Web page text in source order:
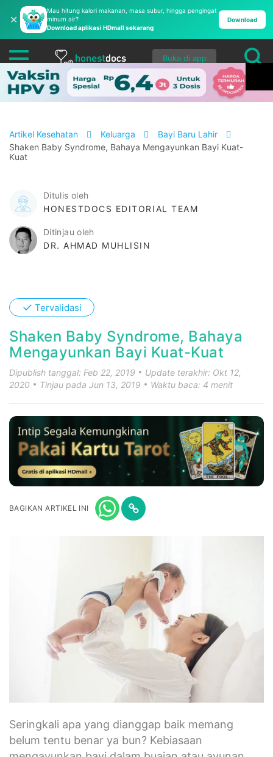
✕
Mau hitung kalori makanan, masa subur, hingga pengingat
minum air?
Download aplikasi HDmall sekarang
Download
Buka di app
Artikel Kesehatan Keluarga
Bayi Baru Lahir
Shaken Baby Syndrome, Bahaya Mengayunkan Bayi Kuat-
Kuat
Ditulis oleh
HONESTDOCS EDITORIAL TEAM
Ditinjau oleh
DR. AHMAD MUHLISIN
✓ Tervalidasi
Shaken Baby Syndrome, Bahaya
Mengayunkan Bayi Kuat-Kuat
Dipublish tanggal: Feb 22, 2019
Update terakhir: Okt 12,
2020
Tinjau pada Jun 13, 2019 Waktu baca: 4 menit
BAGIKAN ARTIKEL INI
Seringkali apa yang dianggap baik memang
belum tentu benar ya bun? Kebiasaan